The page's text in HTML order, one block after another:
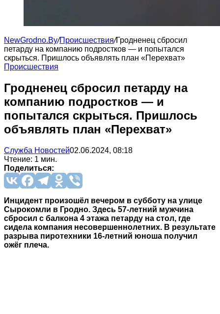
NewGrodno.By/Происшествия/Гродненец сбросил
петарду на компанию подростков — и попытался
скрыться. Пришлось объявлять план «Перехват»
Происшествия
Гродненец сбросил петарду на
компанию подростков — и
попытался скрыться. Пришлось
объявлять план «Перехват»
Служба Новостей02.06.2024, 08:18
Чтение: 1 мин.
Поделиться:
Инцидент произошёл вечером в субботу на улице
Сырокомли в Гродно. Здесь 57-летний мужчина
сбросил с балкона 4 этажа петарду на стол, где
сидела компания несовершеннолетних. В результате
разрыва пиротехники 16-летний юноша получил
ожёг плеча.